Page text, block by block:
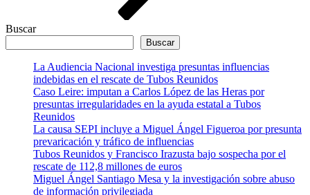
Buscar
Buscar
La Audiencia Nacional investiga presuntas influencias
indebidas en el rescate de Tubos Reunidos
Caso Leire: imputan a Carlos López de las Heras por
presuntas irregularidades en la ayuda estatal a Tubos
Reunidos
La causa SEPI incluye a Miguel Ángel Figueroa por presunta
prevaricación y tráfico de influencias
Tubos Reunidos y Francisco Irazusta bajo sospecha por el
rescate de 112,8 millones de euros
Miguel Ángel Santiago Mesa y la investigación sobre abuso
de información privilegiada